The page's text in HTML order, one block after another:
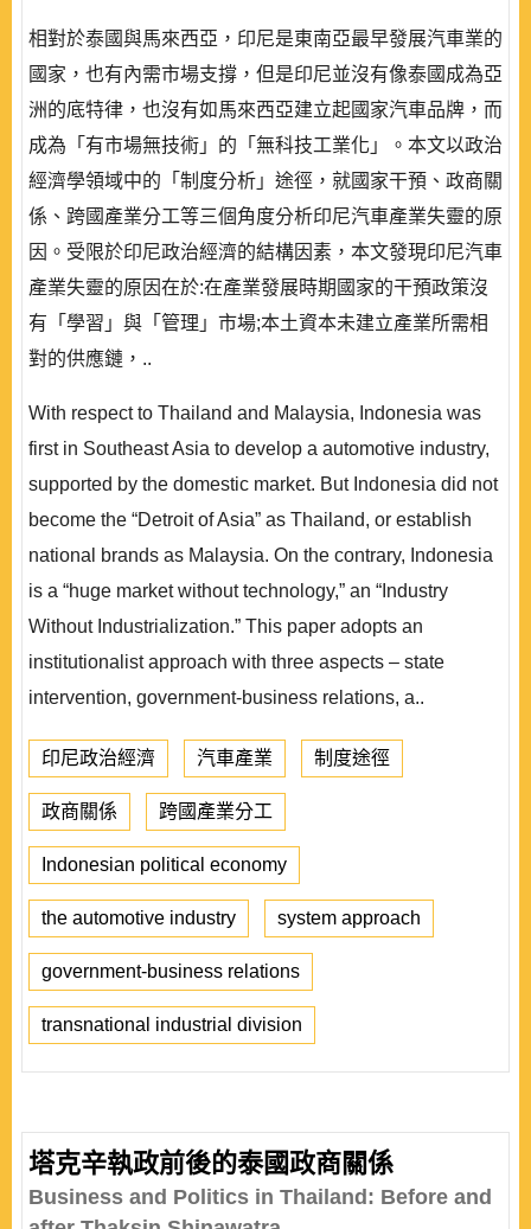
相對於泰國與馬來西亞，印尼是東南亞最早發展汽車業的
國家，也有內需市場支撐，但是印尼並沒有像泰國成為亞
洲的底特律，也沒有如馬來西亞建立起國家汽車品牌，而
成為「有市場無技術」的「無科技工業化」。本文以政治
經濟學領域中的「制度分析」途徑，就國家干預、政商關
係、跨國產業分工等三個角度分析印尼汽車產業失靈的原
因。受限於印尼政治經濟的結構因素，本文發現印尼汽車
產業失靈的原因在於:在產業發展時期國家的干預政策沒
有「學習」與「管理」市場;本土資本未建立產業所需相
對的供應鏈，..
With respect to Thailand and Malaysia, Indonesia was
first in Southeast Asia to develop a automotive industry,
supported by the domestic market. But Indonesia did not
become the “Detroit of Asia” as Thailand, or establish
national brands as Malaysia. On the contrary, Indonesia
is a “huge market without technology,” an “Industry
Without Industrialization.” This paper adopts an
institutionalist approach with three aspects – state
intervention, government-business relations, a..
印尼政治經濟 汽車產業 制度途徑
政商關係 跨國產業分工
Indonesian political economy
the automotive industry system approach
government-business relations
transnational industrial division
塔克辛執政前後的泰國政商關係
Business and Politics in Thailand: Before and